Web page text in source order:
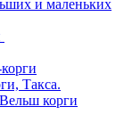
и маленьких
Такса.
корги